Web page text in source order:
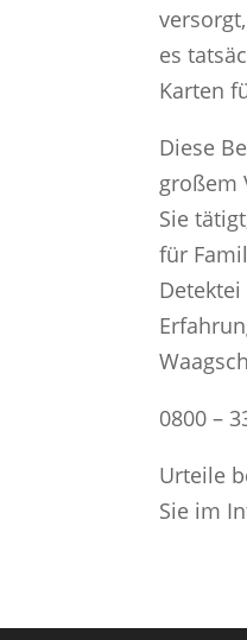
es
Karten
Diese
großem
Sie
für
0800 –
Urteile
Sie im